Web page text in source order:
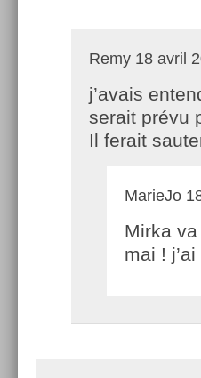
Remy 18 avril
j’avais
serait prévu
Il ferait
MarieJo
Mirka
mai !